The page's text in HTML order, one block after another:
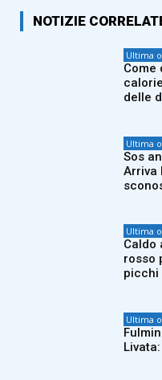
NOTIZIE
Ultima
Come
delle
Ultima
Sos
Arriva
Ultima
Caldo
rosso
picchi
Ultima